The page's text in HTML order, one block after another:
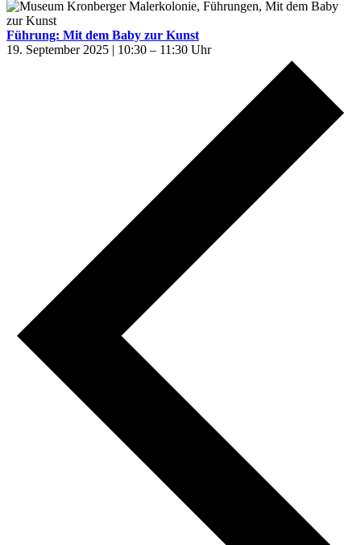
Führung: Mit dem Baby zur Kunst
19. September 2025 | 10:30 – 11:30